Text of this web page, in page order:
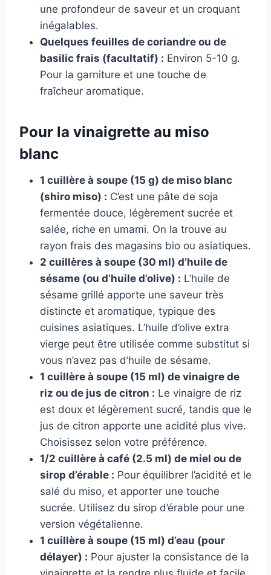
une profondeur de saveur et un croquant
inégalables.
Quelques feuilles de coriandre ou de
basilic frais (facultatif) : Environ 5-10 g.
Pour la garniture et une touche de
fraîcheur aromatique.
Pour la vinaigrette au miso
blanc
1 cuillère à soupe (15 g) de miso blanc
(shiro miso) : C’est une pâte de soja
fermentée douce, légèrement sucrée et
salée, riche en umami. On la trouve au
rayon frais des magasins bio ou asiatiques.
2 cuillères à soupe (30 ml) d’huile de
sésame (ou d’huile d’olive) : L’huile de
sésame grillé apporte une saveur très
distincte et aromatique, typique des
cuisines asiatiques. L’huile d’olive extra
vierge peut être utilisée comme substitut si
vous n’avez pas d’huile de sésame.
1 cuillère à soupe (15 ml) de vinaigre de
riz ou de jus de citron : Le vinaigre de riz
est doux et légèrement sucré, tandis que le
jus de citron apporte une acidité plus vive.
Choisissez selon votre préférence.
1/2 cuillère à café (2.5 ml) de miel ou de
sirop d’érable : Pour équilibrer l’acidité et le
salé du miso, et apporter une touche
sucrée. Utilisez du sirop d’érable pour une
version végétalienne.
1 cuillère à soupe (15 ml) d’eau (pour
délayer) : Pour ajuster la consistance de la